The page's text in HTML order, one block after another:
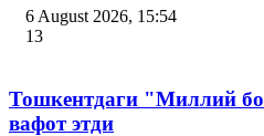
6 August 2026, 15:54
13
Тошкентдаги "Миллий
вафот этди